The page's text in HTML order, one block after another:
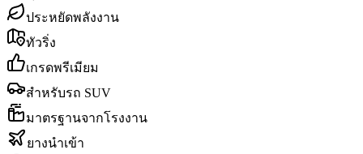
ประหยัดพลังงาน
ทัวริ่ง
เกรดพรีเมียม
สำหรับรถ SUV
มาตรฐานจากโรงงาน
ยางนำเข้า